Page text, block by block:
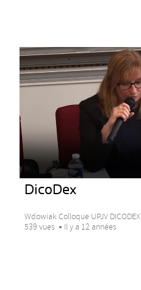
DicoDex
Wdowiak Colloque UPJV DICODEX
539 vues
Il y a 12 années